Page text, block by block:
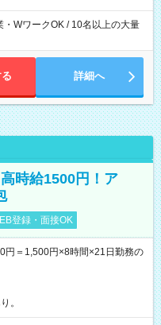
WワークOK / 10名以上の大量
詳細へ
時給1500円！ア
登録・面接OK
円＝1,500円×8時間×21日勤務の
。